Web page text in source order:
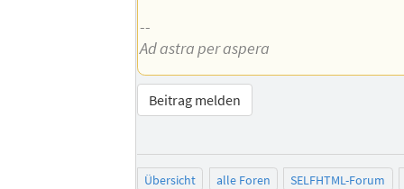
--
Ad astra per aspera
Beitrag melden
Übersicht alle Foren
SELFHTML-Forum